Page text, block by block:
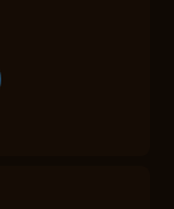
en milieu